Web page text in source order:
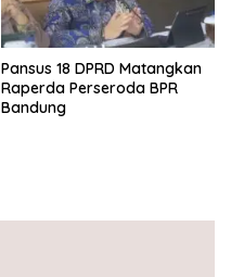
Pansus 18 DPRD Matangkan
Raperda Perseroda BPR
Bandung